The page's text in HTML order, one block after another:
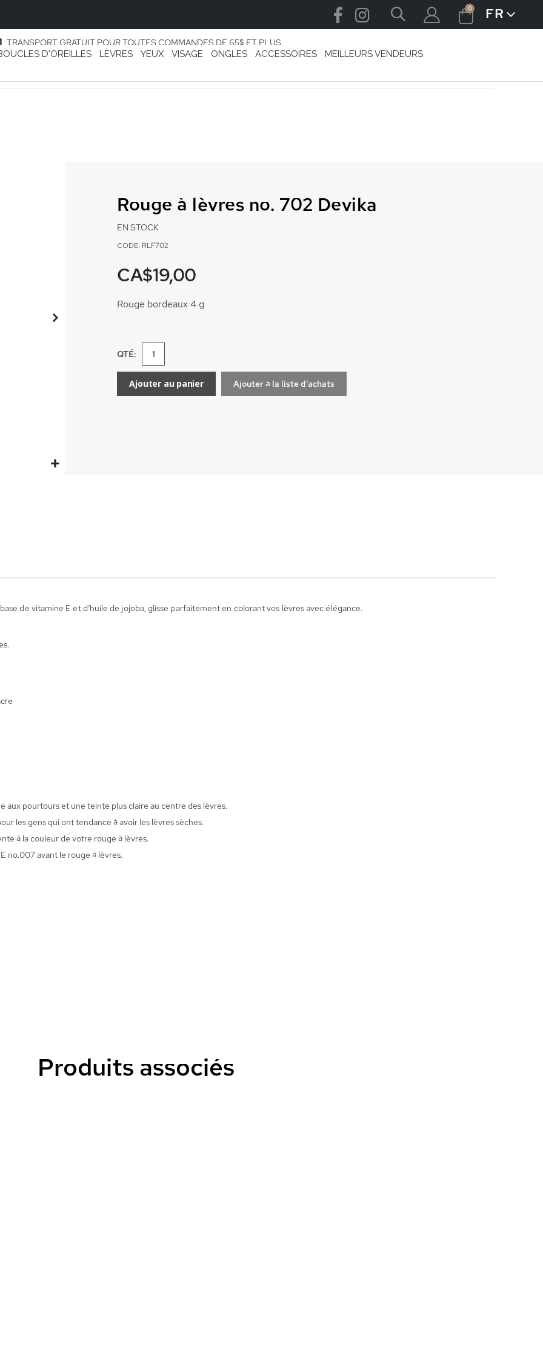
Cart
0articlesLANGUE
FR
TRANSPORT GRATUIT POUR TOUTES COMMANDES DE 65$ ET PLUS
D'OREILLES LÈVRES YEUX VISAGE ONGLES ACCESSOIRES
MEILLEURS VENDEURS
Rouge à lèvres no. 702 Devika
EN STOCK
CODE: RLF702
CA$19,00
Rouge bordeaux 4 g
QTÉ:
Ajouter au panier Ajouter à la liste d'achats
de vitamine E et d’huile de jojoba, glisse parfaitement en colorant vos lèvres avec élégance.
aux pourtours et une teinte plus claire au centre des lèvres.
les gens qui ont tendance à avoir les lèvres sèches.
à la couleur de votre rouge à lèvres.
no.007 avant le rouge à lèvres.
Produits associés